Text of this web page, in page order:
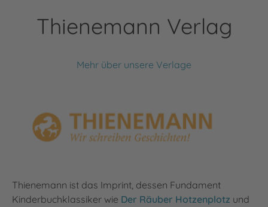
Thienemann Verlag
Mehr über unsere Verlage
Thienemann ist das Imprint, dessen Fundament
Kinderbuchklassiker wie Der Räuber Hotzenplotz und